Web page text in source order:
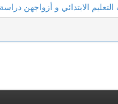
الابتدائي و أزواجهن